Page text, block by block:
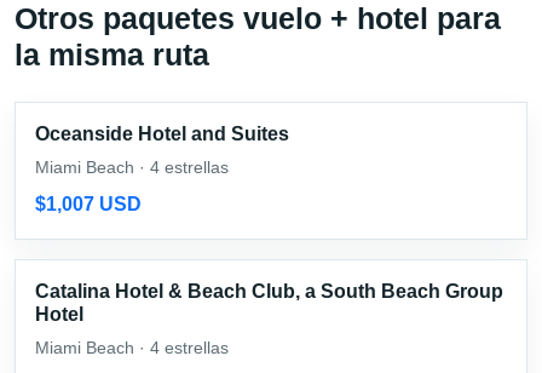
Otros paquetes vuelo + hotel para
la misma ruta
Oceanside Hotel and Suites
Miami Beach · 4 estrellas
$1,007 USD
Catalina Hotel & Beach Club, a South Beach Group
Hotel
Miami Beach · 4 estrellas